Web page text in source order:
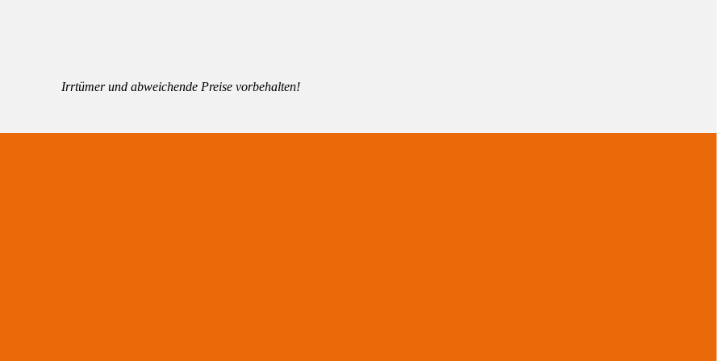
Irrtümer und abweichende Preise vorbehalten!